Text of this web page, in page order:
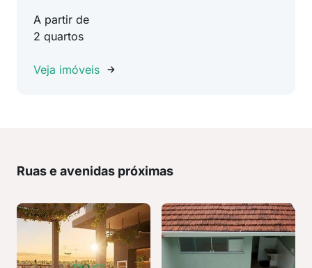
A partir de
2 quartos
Veja imóveis
Ruas e avenidas próximas